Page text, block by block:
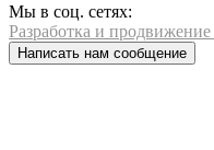
Мы в соц. сетях:
Разработка и продвижение
Написать нам сообщение